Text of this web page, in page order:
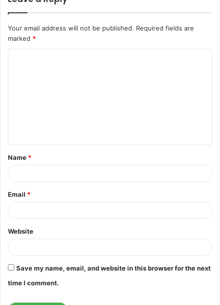
Your email address will not be published. Required fields are
marked *
t
*
Name *
Email *
Website
Save my name, email, and website in this browser for the next
time I comment.